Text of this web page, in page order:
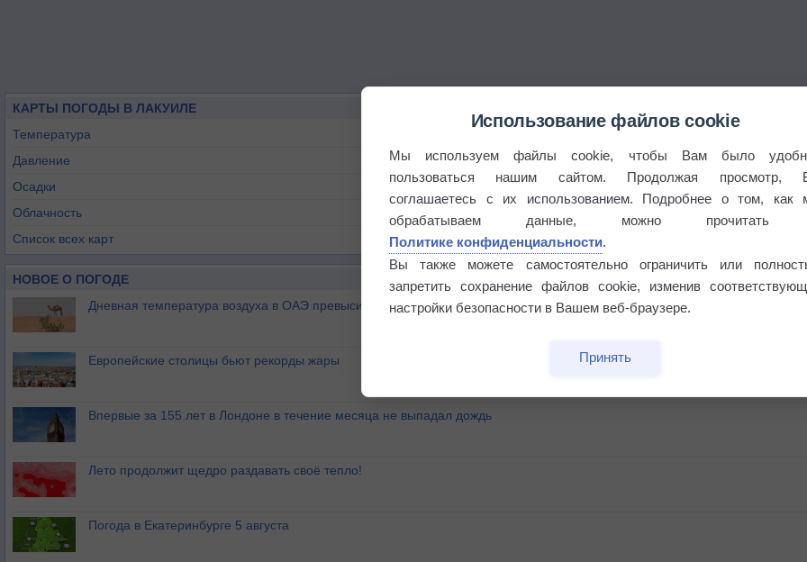
КАРТЫ ПОГОДЫ В ЛАКУИЛЕ
Температура
Давление
Осадки
Облачность
Список всех карт
НОВОЕ О ПОГОДЕ
Дневная температура воздуха в ОАЭ превысила +51°
Европейские столицы бьют рекорды жары
Впервые за 155 лет в Лондоне в течение месяца не выпадал дождь
Лето продолжит щедро раздавать своё тепло!
Погода в Екатеринбурге 5 августа
Использование файлов cookie
Мы используем файлы cookie, чтобы Вам было
пользоваться нашим сайтом. Продолжая просмотр,
соглашаетесь с их использованием. Подробнее о том, как
обрабатываем данные, можно прочитать
Политике конфиденциальности.
Вы также можете самостоятельно ограничить или
запретить сохранение файлов cookie, изменив
настройки безопасности в Вашем веб-браузере.
Принять